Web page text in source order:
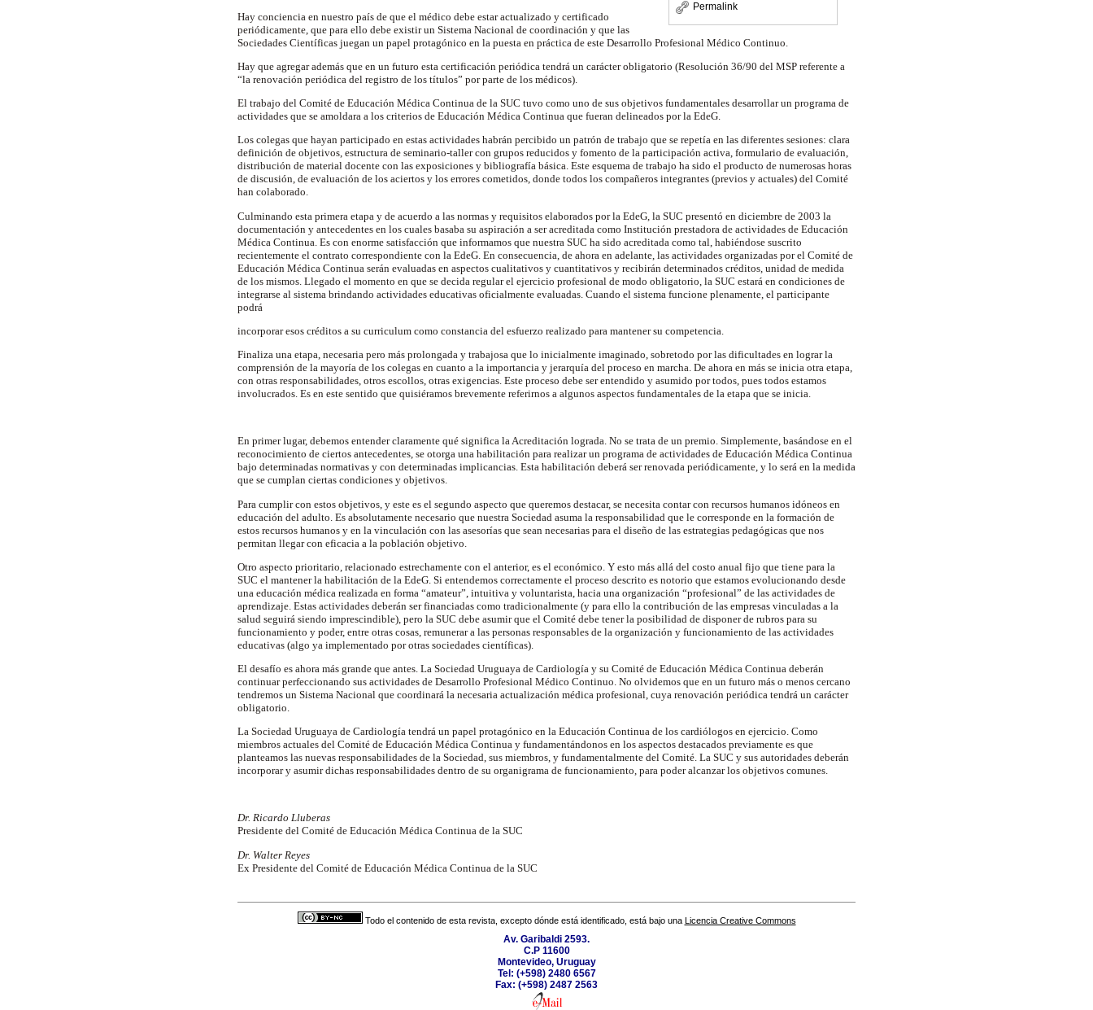
Permalink
Hay conciencia en nuestro país de que el médico debe estar actualizado y certificado
periódicamente, que para ello debe existir un Sistema Nacional de coordinación y que las
Sociedades Científicas juegan un papel protagónico en la puesta en práctica de este Desarrollo Profesional Médico Continuo.
Hay que agregar además que en un futuro esta certificación periódica tendrá un carácter obligatorio (Resolución 36/90 del MSP referente a
“la renovación periódica del registro de los títulos” por parte de los médicos).
El trabajo del Comité de Educación Médica Continua de la SUC tuvo como uno de sus objetivos fundamentales desarrollar un programa de
actividades que se amoldara a los criterios de Educación Médica Continua que fueran delineados por la EdeG.
Los colegas que hayan participado en estas actividades habrán percibido un patrón de trabajo que se repetía en las diferentes sesiones: clara
definición de objetivos, estructura de seminario-taller con grupos reducidos y fomento de la participación activa, formulario de evaluación,
distribución de material docente con las exposiciones y bibliografía básica. Este esquema de trabajo ha sido el producto de numerosas horas
de discusión, de evaluación de los aciertos y los errores cometidos, donde todos los compañeros integrantes (previos y actuales) del Comité
han colaborado.
Culminando esta primera etapa y de acuerdo a las normas y requisitos elaborados por la EdeG, la SUC presentó en diciembre de 2003 la
documentación y antecedentes en los cuales basaba su aspiración a ser acreditada como Institución prestadora de actividades de Educación
Médica Continua. Es con enorme satisfacción que informamos que nuestra SUC ha sido acreditada como tal, habiéndose suscrito
recientemente el contrato correspondiente con la EdeG. En consecuencia, de ahora en adelante, las actividades organizadas por el Comité de
Educación Médica Continua serán evaluadas en aspectos cualitativos y cuantitativos y recibirán determinados créditos, unidad de medida
de los mismos. Llegado el momento en que se decida regular el ejercicio profesional de modo obligatorio, la SUC estará en condiciones de
integrarse al sistema brindando actividades educativas oficialmente evaluadas. Cuando el sistema funcione plenamente, el participante
podrá
incorporar esos créditos a su curriculum como constancia del esfuerzo realizado para mantener su competencia.
Finaliza una etapa, necesaria pero más prolongada y trabajosa que lo inicialmente imaginado, sobretodo por las dificultades en lograr la
comprensión de la mayoría de los colegas en cuanto a la importancia y jerarquía del proceso en marcha. De ahora en más se inicia otra etapa,
con otras responsabilidades, otros escollos, otras exigencias. Este proceso debe ser entendido y asumido por todos, pues todos estamos
involucrados. Es en este sentido que quisiéramos brevemente referirnos a algunos aspectos fundamentales de la etapa que se inicia.
En primer lugar, debemos entender claramente qué significa la Acreditación lograda. No se trata de un premio. Simplemente, basándose en el
reconocimiento de ciertos antecedentes, se otorga una habilitación para realizar un programa de actividades de Educación Médica Continua
bajo determinadas normativas y con determinadas implicancias. Esta habilitación deberá ser renovada periódicamente, y lo será en la medida
que se cumplan ciertas condiciones y objetivos.
Para cumplir con estos objetivos, y este es el segundo aspecto que queremos destacar, se necesita contar con recursos humanos idóneos en
educación del adulto. Es absolutamente necesario que nuestra Sociedad asuma la responsabilidad que le corresponde en la formación de
estos recursos humanos y en la vinculación con las asesorías que sean necesarias para el diseño de las estrategias pedagógicas que nos
permitan llegar con eficacia a la población objetivo.
Otro aspecto prioritario, relacionado estrechamente con el anterior, es el económico. Y esto más allá del costo anual fijo que tiene para la
SUC el mantener la habilitación de la EdeG. Si entendemos correctamente el proceso descrito es notorio que estamos evolucionando desde
una educación médica realizada en forma “amateur”, intuitiva y voluntarista, hacia una organización “profesional” de las actividades de
aprendizaje. Estas actividades deberán ser financiadas como tradicionalmente (y para ello la contribución de las empresas vinculadas a la
salud seguirá siendo imprescindible), pero la SUC debe asumir que el Comité debe tener la posibilidad de disponer de rubros para su
funcionamiento y poder, entre otras cosas, remunerar a las personas responsables de la organización y funcionamiento de las actividades
educativas (algo ya implementado por otras sociedades científicas).
El desafío es ahora más grande que antes. La Sociedad Uruguaya de Cardiología y su Comité de Educación Médica Continua deberán
continuar perfeccionando sus actividades de Desarrollo Profesional Médico Continuo. No olvidemos que en un futuro más o menos cercano
tendremos un Sistema Nacional que coordinará la necesaria actualización médica profesional, cuya renovación periódica tendrá un carácter
obligatorio.
La Sociedad Uruguaya de Cardiología tendrá un papel protagónico en la Educación Continua de los cardiólogos en ejercicio. Como
miembros actuales del Comité de Educación Médica Continua y fundamentándonos en los aspectos destacados previamente es que
planteamos las nuevas responsabilidades de la Sociedad, sus miembros, y fundamentalmente del Comité. La SUC y sus autoridades deberán
incorporar y asumir dichas responsabilidades dentro de su organigrama de funcionamiento, para poder alcanzar los objetivos comunes.
Dr. Ricardo Lluberas
Presidente del Comité de Educación Médica Continua de la SUC
Dr. Walter Reyes
Ex Presidente del Comité de Educación Médica Continua de la SUC
Todo el contenido de esta revista, excepto dónde está identificado, está bajo una Licencia Creative Commons
Av. Garibaldi 2593.
C.P 11600
Montevideo, Uruguay
Tel: (+598) 2480 6567
Fax: (+598) 2487 2563